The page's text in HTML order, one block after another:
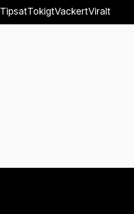
TipsatTokigtVackertViralt